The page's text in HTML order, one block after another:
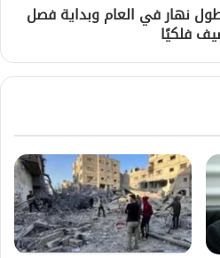
الصيفي 2026.. أطول نهار في العام وبداية فصل
فلكيًا